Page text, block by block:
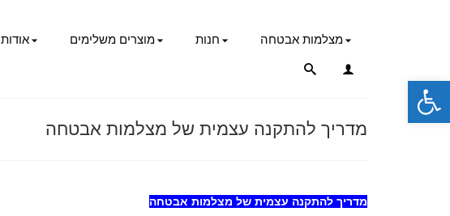
פתח סרגל נגישות
מצלמות אבטחה חנות מוצרים משלימים אודות
מדריך להתקנה עצמית של מצלמות אבטחה
מדריך להתקנה עצמית של מצלמות אבטחה